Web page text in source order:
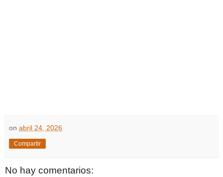
on abril 24, 2026
Compartir
No hay comentarios: